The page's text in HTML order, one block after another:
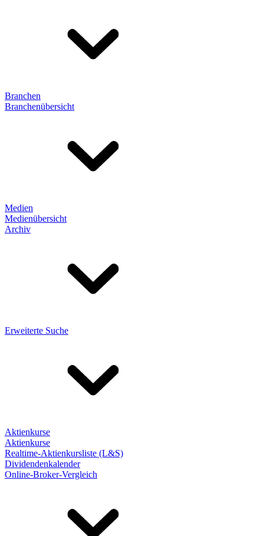
Branchen
Branchenübersicht
Medien
Medienübersicht
Archiv
Erweiterte Suche
Aktienkurse
Aktienkurse
Realtime-Aktienkursliste (L&S)
Dividendenkalender
Online-Broker-Vergleich